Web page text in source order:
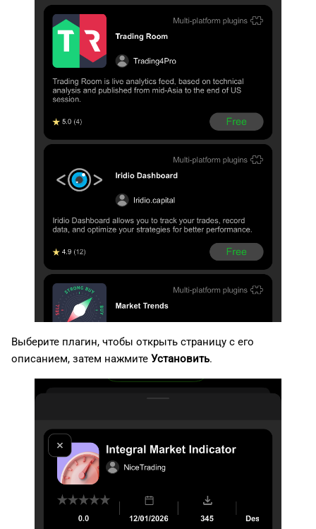
Выберите плагин, чтобы открыть страницу с его
описанием, затем нажмите Установить.